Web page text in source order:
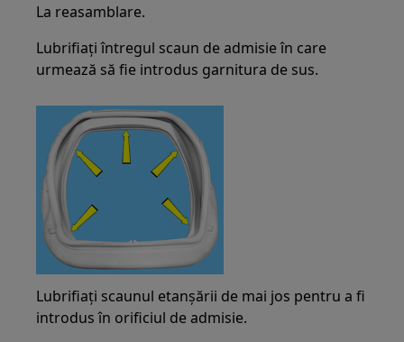
La reasamblare.
Lubrifiați întregul scaun de admisie în care
urmează să fie introdus garnitura de sus.
Lubrifiați scaunul etanșării de mai jos pentru a fi
introdus în orificiul de admisie.